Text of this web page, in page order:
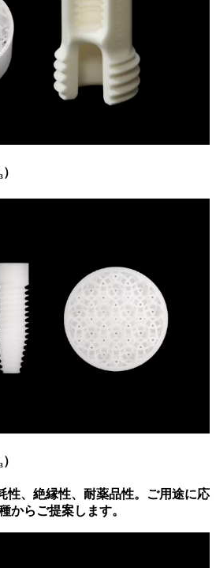
性、絶縁性、耐薬品性。ご用途に応
からご提案します。